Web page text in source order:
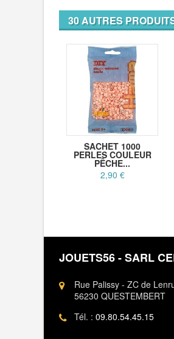
30 AUTRES
SACHET 1000
PERLES COULEUR
PÊCHE...
2,90 €
JOUETS56 - SARL
Rue Palissy - ZC de
56230 QUESTEMBERT
Tél. : 09.80.54.45.15